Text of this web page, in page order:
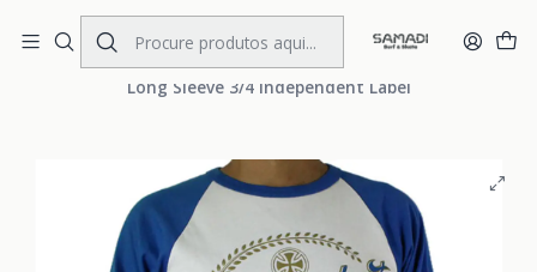
Portes Gratis Portugal e Espanha
Início MENS CLOTHING Long Sleeves
Long Sleeve 3/4 Independent Label